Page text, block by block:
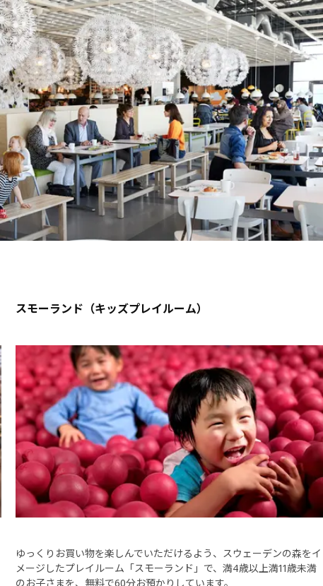
スモーランド（キッズプレイルーム）
ゆっくりお買い物を楽しんでいただけるよう、スウェーデンの森をイ
メージしたプレイルーム「スモーランド」で、満4歳以上満11歳未満
のお子さまを、無料で60分お預かりしています。